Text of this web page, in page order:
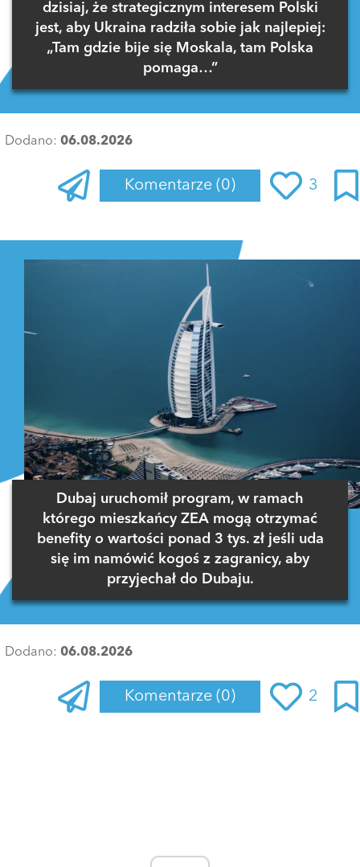
dzisiaj, że strategicznym interesem Polski
jest, aby Ukraina radziła sobie jak najlepiej:
„Tam gdzie bije się Moskala, tam Polska
pomaga…”
Dodano: 06.08.2026
Komentarze (0) 3
Dubaj uruchomił program, w ramach
którego mieszkańcy ZEA mogą otrzymać
benefity o wartości ponad 3 tys. zł jeśli uda
się im namówić kogoś z zagranicy, aby
przyjechał do Dubaju.
Dodano: 06.08.2026
Komentarze (0) 2